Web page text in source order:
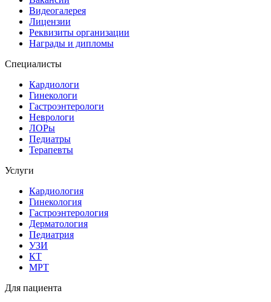
Видеогалерея
Лицензии
Реквизиты организации
Награды и дипломы
Специалисты
Кардиологи
Гинекологи
Гастроэнтерологи
Неврологи
ЛОРы
Педиатры
Терапевты
Услуги
Кардиология
Гинекология
Гастроэнтерология
Дерматология
Педиатрия
УЗИ
КТ
МРТ
Для пациента